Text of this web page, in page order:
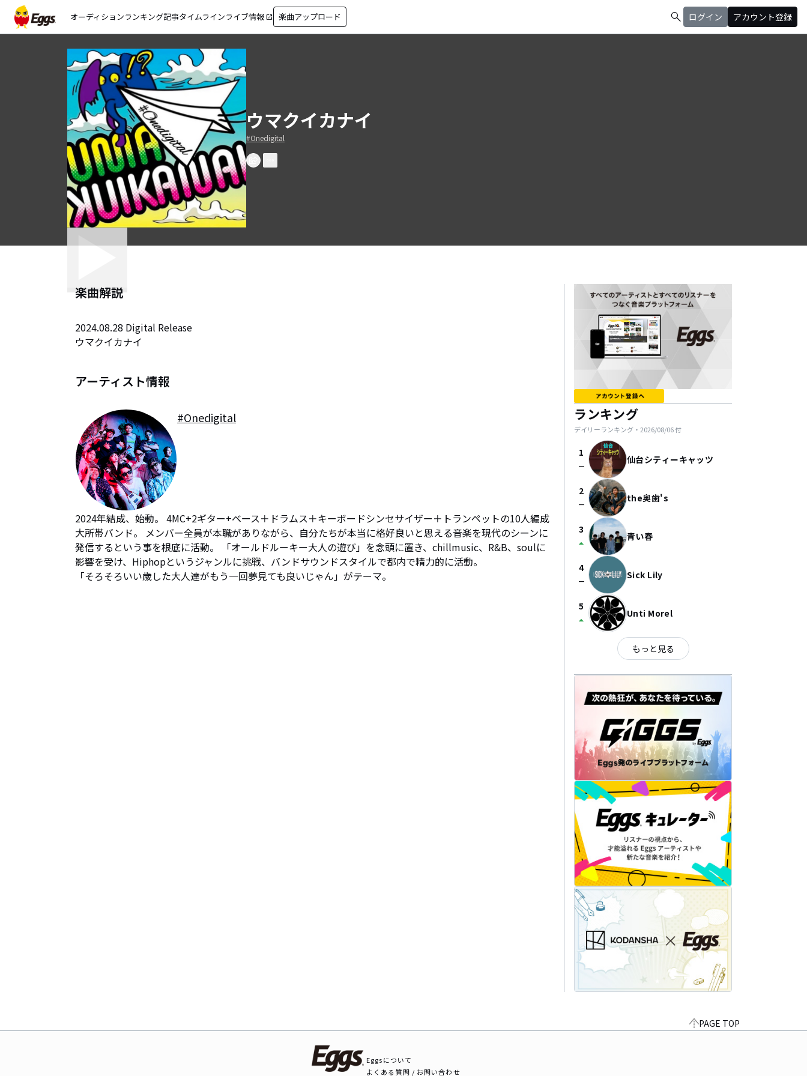
オーディションランキング記事タイムラインライブ情報 open_in_new 楽曲アップロード search ログイン アカウント登録
ウマクイカナイ
#Onedigital
楽曲解説
2024.08.28 Digital Release
ウマクイカナイ
アーティスト情報
#Onedigital
2024年結成、始動。 4MC+2ギター+ベース＋ドラムス＋キーボードシンセサイザー＋トランペットの10人編成
大所帯バンド。 メンバー全員が本職がありながら、自分たちが本当に格好良いと思える音楽を現代のシーンに
発信するという事を根底に活動。 「オールドルーキー大人の遊び」を念頭に置き、chillmusic、R&B、soulに
影響を受け、Hiphopというジャンルに挑戦、バンドサウンドスタイルで都内で精力的に活動。
「そろそろいい歳した大人達がもう一回夢見ても良いじゃん」がテーマ。
ランキング
デイリーランキング・ 2026/08/06付
1
check_indeterminate_small 仙台シティーキャッツ
2
check_indeterminate_small the奥歯's
3
arrow_drop_up 青い春
4
check_indeterminate_small Sick Lily
5
arrow_drop_up Unti Morel
もっと見る
PAGE TOP
Eggsについて
よくある質問 / お問い合わせ